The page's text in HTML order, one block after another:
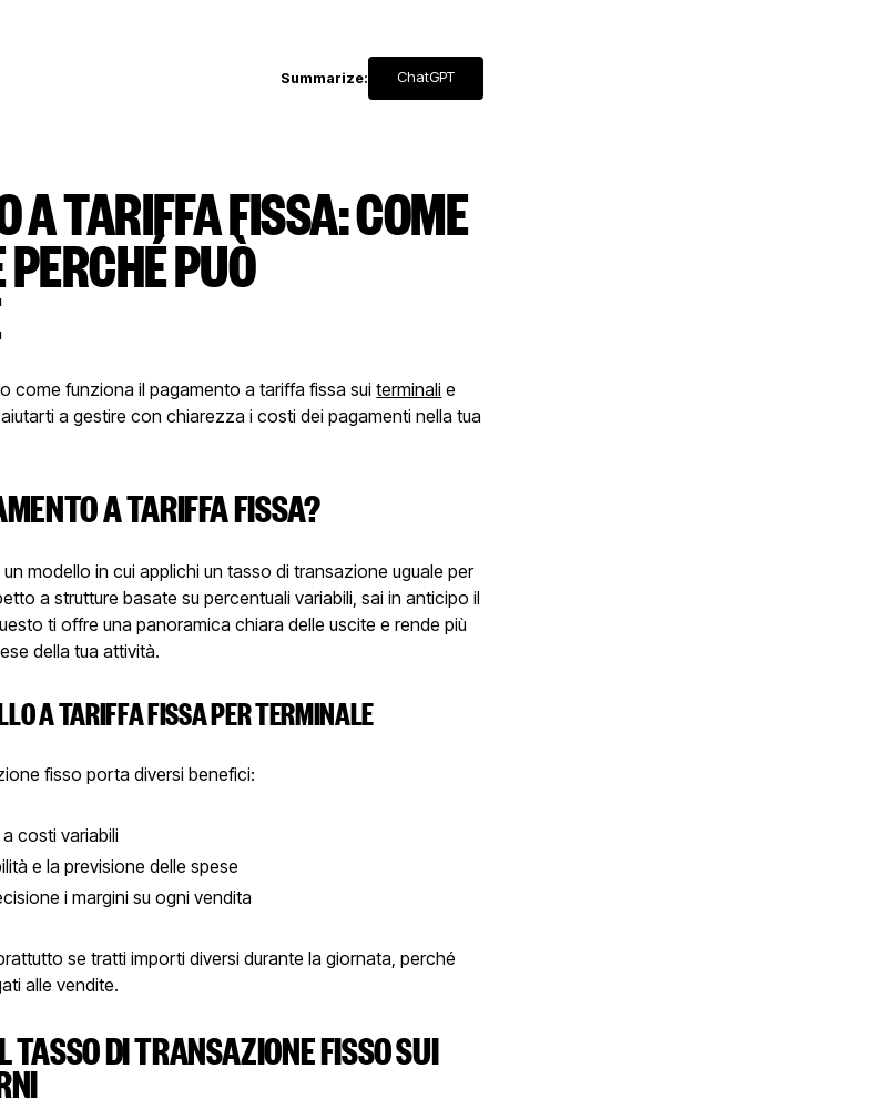
Summarize: ChatGPT
A TARIFFA FISSA: COME
PUÒ
come funziona il pagamento a tariffa fissa suiterminali e
a gestire con chiarezza i costi dei pagamenti nella tua
A TARIFFA FISSA?
modello in cui applichi un tasso di transazione uguale per
a strutture basate su percentuali variabili, sai in anticipo il
ti offre una panoramica chiara delle uscite e rende più
della tua attività.
A TARIFFA FISSA PER TERMINALE
fisso porta diversi benefici:
costi variabili
e la previsione delle spese
i margini su ogni vendita
se tratti importi diversi durante la giornata, perché
alle vendite.
TASSO DI TRANSAZIONE FISSO SUI